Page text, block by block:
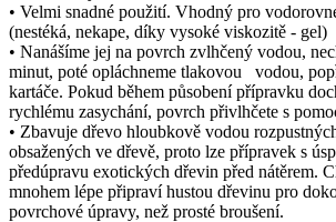
• Velmi snadné použití. Vhodný pro
(nestéká, nekape, díky vysoké viskozitě - gel)
• Nanášíme jej na povrch zvlhčený vodou,
minut, poté opláchneme tlakovou vodou,
kartáče. Pokud během působení přípravku
rychlému zasychání, povrch přivlhčete s
• Zbavuje dřevo hloubkově vodou
obsažených ve dřevě, proto lze přípravek s
předúpravu exotických dřevin před nátěrem.
mnohem lépe připraví hustou dřevinu pro
povrchové úpravy, než prosté broušení.